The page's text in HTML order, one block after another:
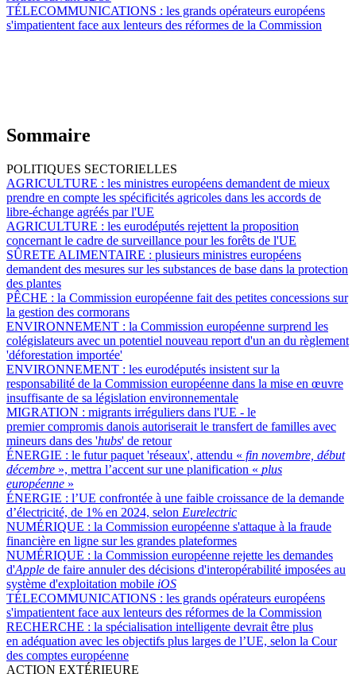
TÉLECOMMUNICATIONS : les grands opérateurs européens
s'impatientent face aux lenteurs des réformes de la Commission
Sommaire
POLITIQUES SECTORIELLES
AGRICULTURE : les ministres européens demandent de mieux
prendre en compte les spécificités agricoles dans les accords de
libre-échange agréés par l'UE
AGRICULTURE : les eurodéputés rejettent la proposition
concernant le cadre de surveillance pour les forêts de l'UE
SÛRETE ALIMENTAIRE : plusieurs ministres européens
demandent des mesures sur les substances de base dans la protection
des plantes
PÊCHE : la Commission européenne fait des petites concessions sur
la gestion des cormorans
ENVIRONNEMENT : la Commission européenne surprend les
colégislateurs avec un potentiel nouveau report d'un an du règlement
'déforestation importée'
ENVIRONNEMENT : les eurodéputés insistent sur la
responsabilité de la Commission européenne dans la mise en œuvre
insuffisante de sa législation environnementale
MIGRATION : migrants irréguliers dans l'UE - le
premier compromis danois autoriserait le transfert de familles avec
mineurs dans des 'hubs' de retour
ÉNERGIE : le futur paquet 'réseaux', attendu « fin novembre, début
décembre », mettra l’accent sur une planification « plus
européenne »
ÉNERGIE : l’UE confrontée à une faible croissance de la demande
d’électricité, de 1% en 2024, selon Eurelectric
NUMÉRIQUE : la Commission européenne s'attaque à la fraude
financière en ligne sur les grandes plateformes
NUMÉRIQUE : la Commission européenne rejette les demandes
d'Apple de faire annuler des décisions d'interopérabilité imposées au
système d'exploitation mobile iOS
TÉLECOMMUNICATIONS : les grands opérateurs européens
s'impatientent face aux lenteurs des réformes de la Commission
RECHERCHE : la spécialisation intelligente devrait être plus
en adéquation avec les objectifs plus larges de l’UE, selon la Cour
des comptes européenne
ACTION EXTÉRIEURE